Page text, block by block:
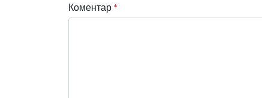
Коментар *